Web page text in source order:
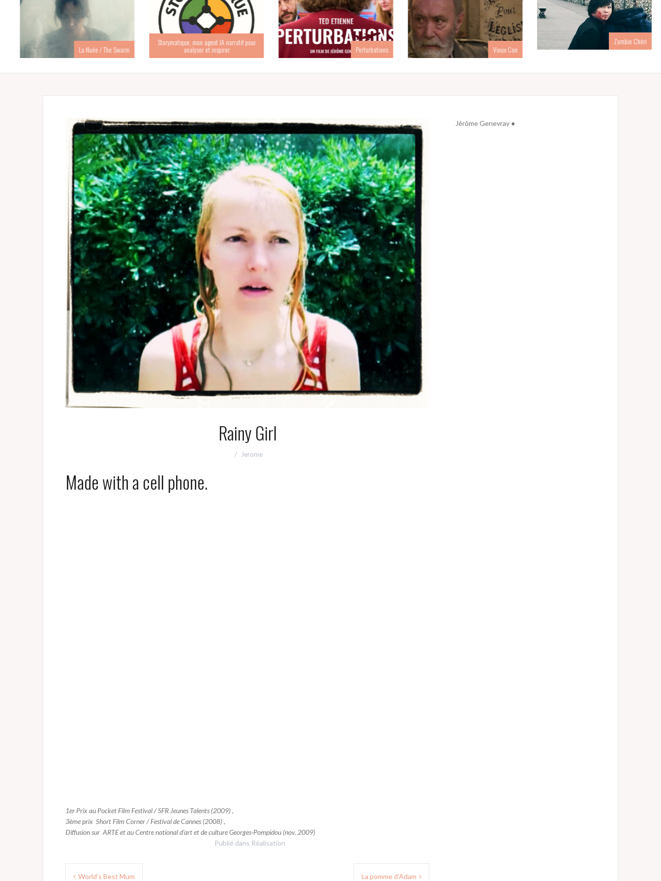
La Nuée / The Swarm
Storymatique, mon agent IA narratif pour
analyser et inspirer Perturbations Vieux Con
Zombie Chéri
Rainy Girl
Jerome
Made with a cell phone.
1er Prix au Pocket Film Festival / SFR Jeunes Talents (2009),
3ème prix Short Film Corner / Festival de Cannes (2008) ,
Diffusion sur ARTE et auCentre national d’art et de culture Georges-Pompidou (nov. 2009)
Publié dans Réalisation
Navigation
World’s Best Mum La pomme d’Adam
Jérôme Genevray ●